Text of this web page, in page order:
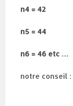
n4 = 42
n5 = 44
n6 = 46 etc …
notre conseil :